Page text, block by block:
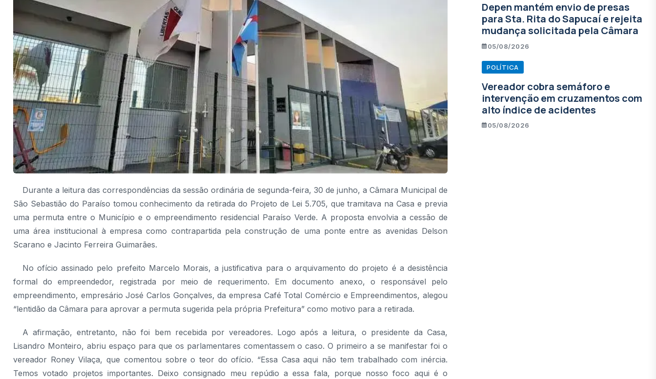
Durante a leitura das correspondências da sessão ordinária de segunda-feira, 30 de junho, a Câmara Municipal de
São Sebastião do Paraíso tomou conhecimento da retirada do Projeto de Lei 5.705, que tramitava na Casa e previa
uma permuta entre o Município e o empreendimento residencial Paraíso Verde. A proposta envolvia a cessão de
uma área institucional à empresa como contrapartida pela construção de uma ponte entre as avenidas Delson
Scarano e Jacinto Ferreira Guimarães.
No ofício assinado pelo prefeito Marcelo Morais, a justificativa para o arquivamento do projeto é a desistência
formal do empreendedor, registrada por meio de requerimento. Em documento anexo, o responsável pelo
empreendimento, empresário José Carlos Gonçalves, da empresa Café Total Comércio e Empreendimentos, alegou
“lentidão da Câmara para aprovar a permuta sugerida pela própria Prefeitura” como motivo para a retirada.
A afirmação, entretanto, não foi bem recebida por vereadores. Logo após a leitura, o presidente da Casa,
Lisandro Monteiro, abriu espaço para que os parlamentares comentassem o caso. O primeiro a se manifestar foi o
vereador Roney Vilaça, que comentou sobre o teor do ofício. “Essa Casa aqui não tem trabalhado com inércia.
Temos votado projetos importantes. Deixo consignado meu repúdio a essa fala, porque nosso foco aqui é o
Depen mantém envio de presas
para Sta. Rita do Sapucaí e rejeita
mudança solicitada pela Câmara
05/08/2026
POLÍTICA
Vereador cobra semáforo e
intervenção em cruzamentos com
alto índice de acidentes
05/08/2026